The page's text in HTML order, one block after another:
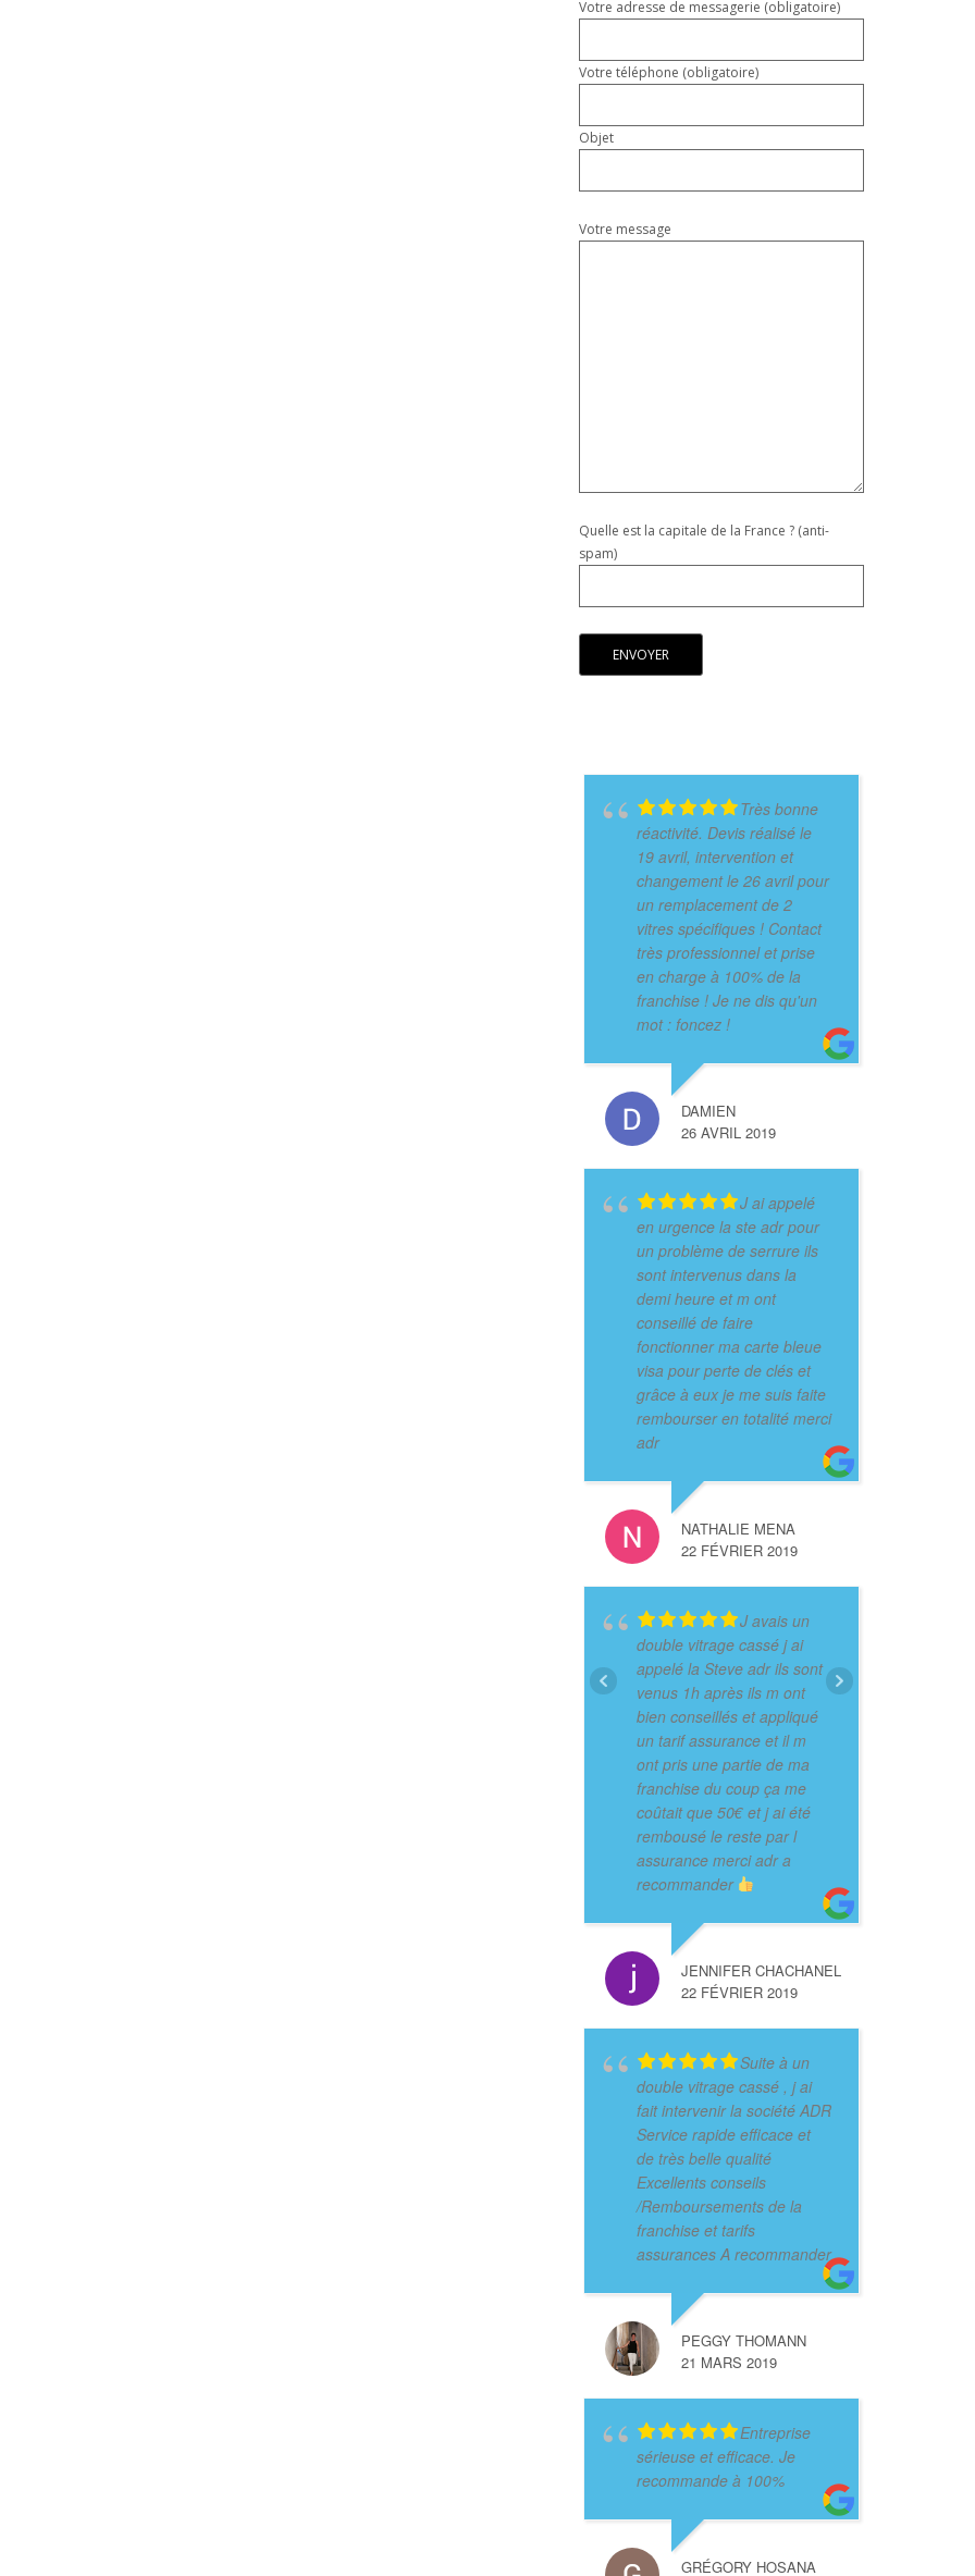
vide.
Votre adresse de messagerie (obligatoire)
Votre téléphone (obligatoire)
Objet
Votre message
Quelle est la capitale de la France ? (anti-
spam)
Très bonne
réactivité. Devis réalisé le
19 avril, intervention et
changement le 26 avril pour
un remplacement de 2
vitres spécifiques ! Contact
très professionnel et prise
en charge à 100% de la
franchise ! Je ne dis qu'un
mot : foncez !
DAMIEN
26 AVRIL 2019
J ai appelé
en urgence la ste adr pour
un problème de serrure ils
sont intervenus dans la
demi heure et m ont
conseillé de faire
fonctionner ma carte bleue
visa pour perte de clés et
grâce à eux je me suis faite
rembourser en totalité merci
adr
NATHALIE MENA
22 FÉVRIER 2019
J avais un
double vitrage cassé j ai
appelé la Steve adr ils sont
venus 1h après ils m ont
bien conseillés et appliqué
un tarif assurance et il m
ont pris une partie de ma
franchise du coup ça me
coûtait que 50€ et j ai été
rembousé le reste par l
assurance merci adr a
recommander
JENNIFER CHACHANEL
22 FÉVRIER 2019
Suite à un
double vitrage cassé , j ai
fait intervenir la société ADR
Service rapide efficace et
de très belle qualité
Excellents conseils
/Remboursements de la
franchise et tarifs
assurances A recommander
PEGGY THOMANN
21 MARS 2019
Entreprise
sérieuse et efficace. Je
recommande à 100%
GRÉGORY HOSANA